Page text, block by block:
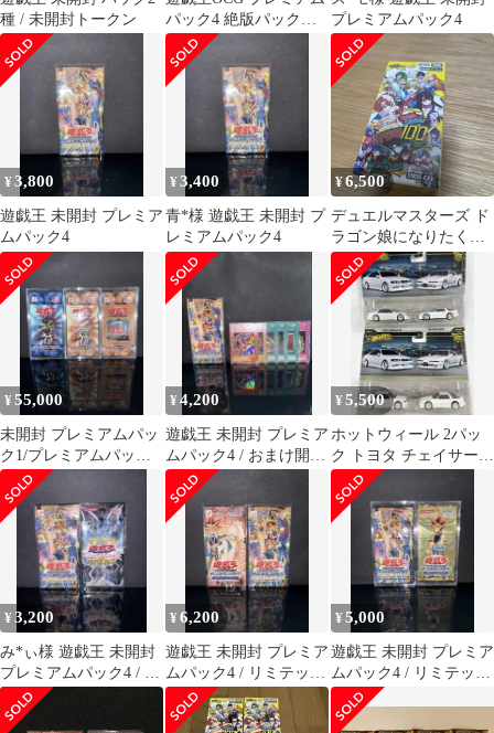
種 / 未開封トークン
パック4 絶版パックセ
ット
プレミアムパック4
¥3,800
遊戯王 未開封 プレミア
ムパック4
¥3,400
青*様 遊戯王 未開封 プ
レミアムパック4
¥6,500
デュエルマスターズ ド
ラゴン娘になりたくな
いっ！ 未開封BOX
¥55,000
未開封 プレミアムパッ
ク1/プレミアムパック2/
ダークセレモニーエデ
ィション
¥4,200
遊戯王 未開封 プレミア
ムパック4 / おまけ開封
済み6枚
¥5,500
ホットウィール 2パッ
ク トヨタ チェイサー
JZX 100 スープラ 4台
¥3,200
み*ぃ様 遊戯王 未開封
プレミアムパック4 / ム
ービーズパック
¥6,200
遊戯王 未開封 プレミア
ムパック4 / リミテッド
エディション4
¥5,000
遊戯王 未開封 プレミア
ムパック4 / リミテッド
エディション6